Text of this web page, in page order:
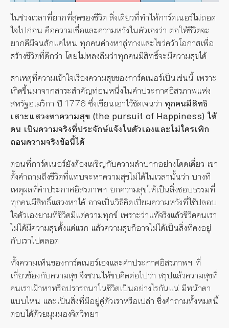
ในช่วงเวลาที่ยากที่สุดของชีวิต สิ่งเดียวที่ทำให้การ์ดเนอร์ไม่ถอด
ใจไปก่อน คือความเชื่อและความหวังในตัวเองว่า ต่อให้ชีวิตจะ
ยากดีมีจนสักแค่ไหน ทุกคนต่างหาลู่ทางและไขว่คว้าโอกาสเพื่อ
สร้างชีวิตที่ดีกว่า โดยไม่หลงลืมว่าทุกคนมีสิทธิ์จะมีความสุขได้
สาเหตุที่ความเข้าใจเรื่องความสุขของการ์ดเนอร์เป็นเช่นนี้ เพราะ
เกิดขึ้นมาจากสาระสำคัญท่อนหนึ่งในคำประกาศอิสรภาพแห่ง
สหรัฐอเมริกา ปี 1776 ซึ่งเขียนเอาไว้ชัดเจนว่า ทุกคนมีสิทธิ
เสาะแสวงหาความสุข (the pursuit of Happiness) ให้
ตน เป็นความจริงที่ประจักษ์แจ้งในตัวเองและไม่ใครเพิก
ถอนความจริงข้อนี้ได้
ตอนที่การ์ดเนอร์ยังต้องเผชิญกับความลำบากอย่างโดดเดี่ยว เขา
ตั้งคำถามถึงชีวิตที่แทบจะหาความสุขไม่ได้ในเวลานั้นว่า บางที
เหตุผลที่คำประกาศอิสรภาพฯ ยกความสุขให้เป็นสิ่งชอบธรรมที่
ทุกคนมีสิทธิ์แสวงหาได้ อาจเป็นวิธีคิดเปี่ยมความหวังที่ใช้ปลอบ
ใจตัวเองยามที่ชีวิตมีแต่ความทุกข์ เพราะว่าแท้จริงแล้วชีวิตคนเรา
ไม่ได้มีความสุขตั้งแต่แรก แล้วความสุขก็อาจไม่ได้เป็นสิ่งที่คงอยู่
กับเราไปตลอด
ทั้งความเห็นของการ์ดเนอร์เองและคำประกาศอิสรภาพฯ ที่
เกี่ยวข้องกับความสุข จึงชวนให้ขบคิดต่อไปว่า สรุปแล้วความสุขที่
คนเราเฝ้าหาหรือปรารถนาในชีวิตเป็นอย่างไรกันแน่ มีหน้าตา
แบบไหน และเป็นสิ่งที่มีอยู่คู่ตัวเราหรือเปล่า ซึ่งคำถามทั้งหมดนี้
ตอบได้ด้วยมุมมองจิตวิทยา